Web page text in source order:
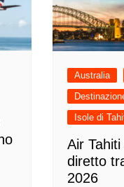
Australia
Isole di
Air
diretto
2026